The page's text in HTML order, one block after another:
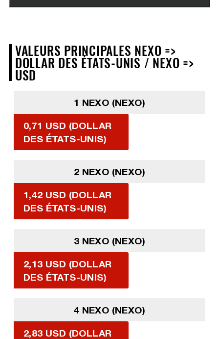
VALEURS PRINCIPALES NEXO =>
DOLLAR DES ÉTATS-UNIS / NEXO =>
USD
1 NEXO (NEXO)
0,71 USD (DOLLAR
DES ÉTATS-UNIS)
2 NEXO (NEXO)
1,42 USD (DOLLAR
DES ÉTATS-UNIS)
3 NEXO (NEXO)
2,13 USD (DOLLAR
DES ÉTATS-UNIS)
4 NEXO (NEXO)
2,83 USD (DOLLAR